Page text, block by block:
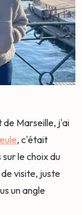
de Marseille, j'ai
, c'était
le choix du
visite, juste
un angle